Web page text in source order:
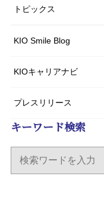
トピックス
KIO Smile Blog
KIOキャリアナビ
プレスリリース
キーワード検索